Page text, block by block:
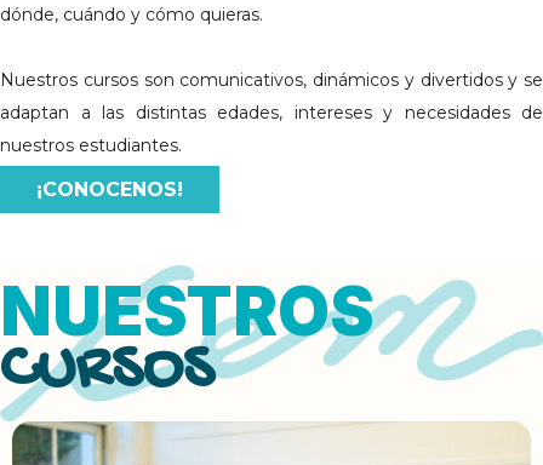
dónde, cuándo y cómo quieras.
Nuestros cursos son comunicativos, dinámicos y divertidos y se
adaptan a las distintas edades, intereses y necesidades de
nuestros estudiantes.
¡CONOCENOS!
NUESTROS
CURSOS